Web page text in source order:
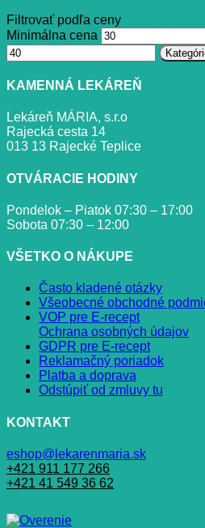
Filtrovať podľa ceny
Minimálna cena
KAMENNÁ LEKÁREŇ
Lekáreň MÁRIA, s.r.o
Rajecká cesta 14
013 13 Rajecké Teplice
OTVÁRACIE HODINY
Pondelok – Piatok 07:30 – 17:00
Sobota 07:30 – 12:00
VŠETKO O NÁKUPE
Často kladené otázky
Všeobecné obchodné
VOP pre E-recept
Ochrana osobných údajov
GDPR pre E-recept
Reklamačný poriadok
Platba a doprava
Odstúpiť od zmluvy tu
KONTAKT
eshop@lekarenmaria.sk
+421 911 177 266
+421 41 549 36 62